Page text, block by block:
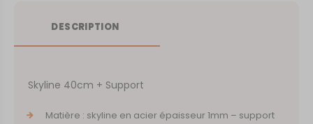
DESCRIPTION
Skyline 40cm + Support
Matière : skyline en acier épaisseur 1mm – support